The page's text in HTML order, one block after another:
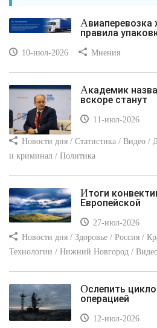
Авиаперевозка хрупких грузов:
правила
10-июл-2026 Мнения
Академик назвал болезни, которые
вскоре станут
11-июл-2026
Новости дня / Статистика / Видео
и криминал / Политика
Итоги конвективных штормов на юге
Европейской
27-июл-2026
Новости дня / Здоровье / Россия /
Технологии / Нижний Новгород /
Ослепить циклопа: что стоит за
операцией
12-июл-2026